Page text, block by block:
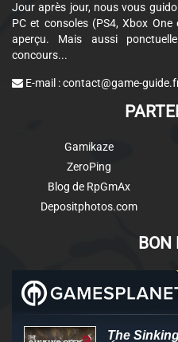
Jour après jour, nous vous
PC et consoles (PS4, Xbox
aperçu. Mais aussi
concours...
E-mail :contact@game-
Gamikaze
ZeroPing
Blog de RpGmAx
Depositphotos.com
BON